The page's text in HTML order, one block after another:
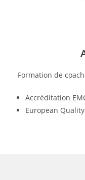
Formation de
Accréditation
European